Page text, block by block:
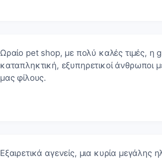
Ωραίο pet shop, με πολύ καλές τιμές, η
καταπληκτική, εξυπηρετικοί άνθρωποι
μας φίλους.
Εξαιρετικά αγενείς, μια κυρία